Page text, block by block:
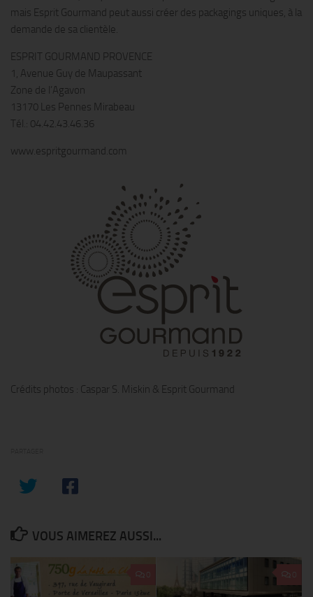
mais Esprit Gourmand peut aussi créer des packagings uniques, à la
demande de sa clientèle.
ESPRIT GOURMAND PROVENCE
1, Avenue Guy de Maupassant
Zone de l’Agavon
13170 Les Pennes Mirabeau
Tél.: 04.42.43.46.36
www.espritgourmand.com
Crédits photos : Caspar S. Miskin & Esprit Gourmand
VOUS AIMEREZ AUSSI...